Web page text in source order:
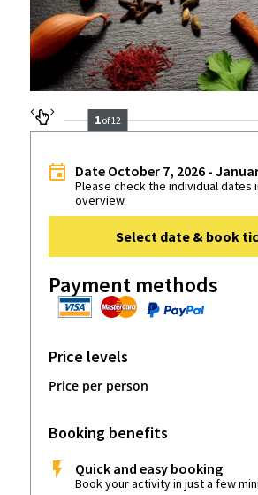
1of 12
Date October 7, 2026 -
Please check the individual dates
overview.
Select date & book
Payment methods
Price levels
Price per person
Booking benefits
Quick and easy booking
Book your activity in just a few